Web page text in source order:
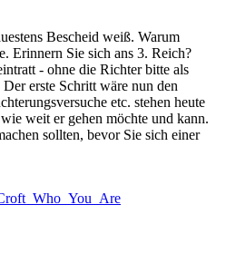
Bescheid weiß. Warum
Erinnern Sie sich ans 3. Reich?
- ohne die Richter bitte als
erste Schritt wäre nun den
etc. stehen heute
weit er gehen möchte und kann.
sollten, bevor Sie sich einer